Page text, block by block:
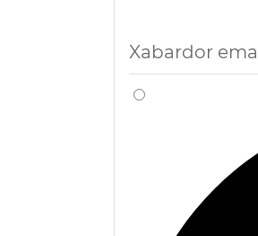
Xabardor